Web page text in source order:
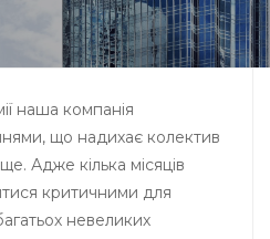
наша компанія
що надихає колектив
Адже кілька місяців
критичними для
невеликих